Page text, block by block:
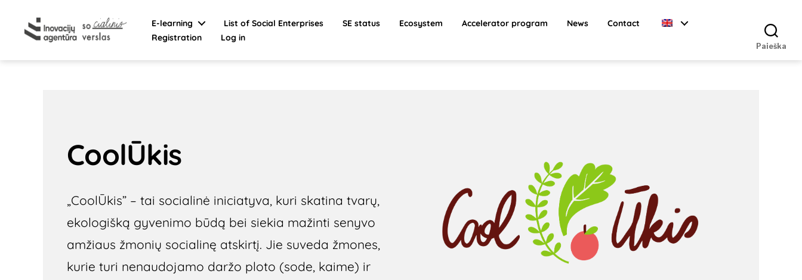
Enterprise
E-learning List of Social Enterprises SE status Ecosystem Accelerator program News
Contact
Registration
Log in
Paieška
CoolŪkis
„CoolŪkis” – tai socialinė iniciatyva, kuri skatina tvarų,
ekologišką gyvenimo būdą bei siekia mažinti senyvo
amžiaus žmonių socialinę atskirtį. Jie suveda žmones,
kurie turi nenaudojamo daržo ploto (sode, kaime) ir